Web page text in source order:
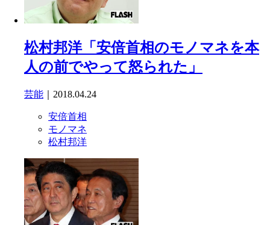
松村邦洋「安倍首相のモノマネを本
人の前でやって怒られた」
芸能 ｜2018.04.24
安倍首相
モノマネ
松村邦洋